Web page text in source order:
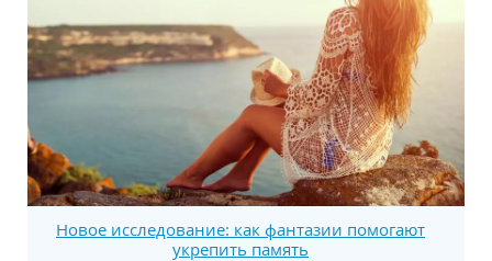
Новое исследование: как фантазии помогают
укрепить память